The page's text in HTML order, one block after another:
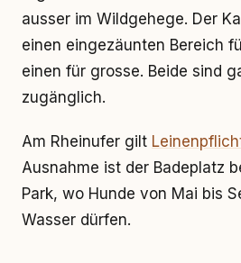
ausser im Wildgehege. Der
einen eingezäunten Bereich
einen für grosse. Beide sind
zugänglich.
Am Rheinufer gilt
Ausnahme ist der Badeplatz
Park, wo Hunde von Mai bis
Wasser dürfen.